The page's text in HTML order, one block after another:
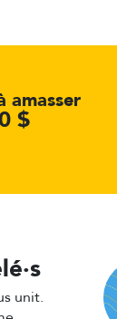
amasser
$
unit.